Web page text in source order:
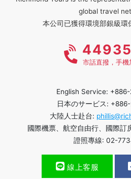
global travel
本公司已獲得環境部銀級環
市話直撥，手
English Service:
日本のサービス:
大陸人士赴台:
國際機票、航空自由行、國際
證照專線: 02-
線上客服